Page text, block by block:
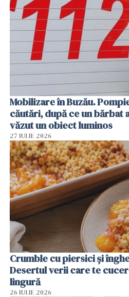
Mobilizare în Buzău.
căutări, după ce un bărbat
văzut un obiect luminos
27 IULIE 2026
Crumble cu piersici și
Desertul verii care te
lingură
26 IULIE 2026